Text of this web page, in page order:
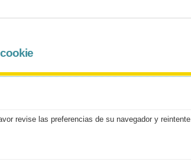
revise las preferencias de su navegador y reintente.